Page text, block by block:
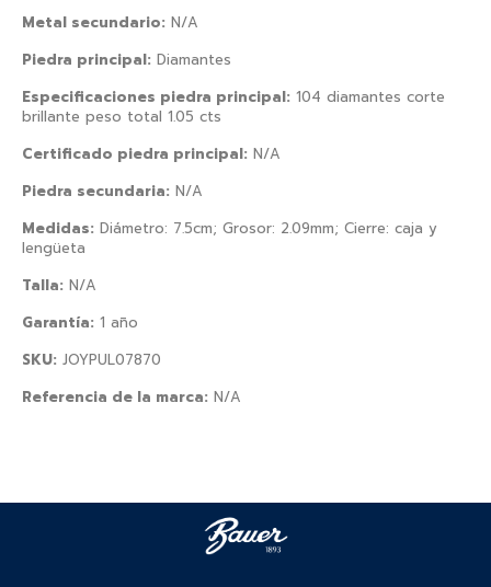
Metal secundario: N/A
Piedra principal: Diamantes
Especificaciones piedra principal: 104 diamantes corte
brillante peso total 1.05 cts
Certificado piedra principal: N/A
Piedra secundaria: N/A
Medidas: Diámetro: 7.5cm; Grosor: 2.09mm; Cierre: caja y
lengüeta
Talla: N/A
Garantía: 1 año
SKU: JOYPUL07870
Referencia de la marca: N/A